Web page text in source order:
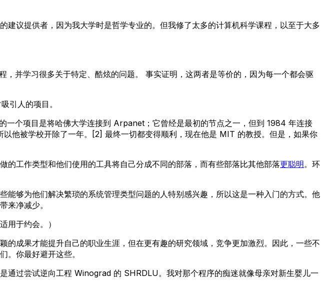
议提供者，因为我大学时是哲学专业的。但我修了太多的计算机科学课程，以至于大多
，并学习很多关于特定、酷炫的问题。 事实证明，这两者是等价的，因为每一个都会驱
引人的项目。
个项目是将哈佛大学连接到 Arpanet；它曾经是最初的节点之一，但到 1984 年连接
他被学校开除了一年。[2] 最终一切都变得顺利，现在他是 MIT 的教授。但是，如果你
工作类型和他们使用的工具将自己分成不同的部落，而有些部落比其他部落更聪明。环
够为他们解决繁琐的系统管理类型问题的人特别感兴趣，所以这是一种入门的方式。他
来净减少。
用于约会。）
成果才能提升自己的职业生涯，但在更有趣的研究领域，竞争更加激烈。因此，一些不
。你最好避开这些。
通过尝试逆向工程 Winograd 的 SHRDLU。我对那个程序的痴迷就像母亲对新生婴儿一